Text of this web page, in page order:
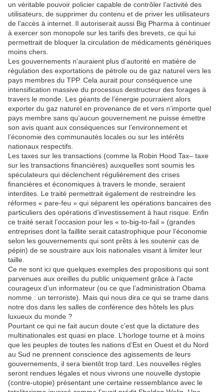
un véritable pouvoir policier capable de contrôler l’activité des
utilisateurs, de supprimer du contenu et de priver les utilisateurs
de l’accès à internet. Il autoriserait aussi Big Pharma à continuer
à exercer son monopole sur les tarifs des brevets, ce qui lui
permettrait de bloquer la circulation de médicaments génériques
moins chers.
Les gouvernements n’auraient plus d’autorité en matière de
régulation des exportations de pétrole ou de gaz naturel vers les
pays membres du TPP. Cela aurait pour conséquence une
intensification massive du processus destructeur des forages à
travers le monde. Les géants de l’énergie pourraient alors
exporter du gaz naturel en provenance de et vers n’importe quel
pays membre sans qu’aucun gouvernement ne puisse émettre
son avis quant aux conséquences sur l’environnement et
l’économie des communautés locales ou sur les intérêts
nationaux respectifs.
Les taxes sur les transactions (comme la Robin Hood Tax– taxe
sur les transactions financières) auxquelles sont soumis les
spéculateurs qui déclenchent régulièrement des crises
financières et économiques à travers le monde, seraient
interdites. Le traité permettrait également de restreindre les
réformes « pare-feu » qui séparent les opérations bancaires des
particuliers des opérations d’investissement à haut risque. Enfin
ce traité serait l’occasion pour les « to-big-to-fail » (grandes
entreprises dont la faillite serait catastrophique pour l’économie
selon les gouvernements qui sont prêts à les soutenir cas de
pépin) de se soustraire aux lois nationales visant à limiter leur
taille.
Ce ne sont ici que quelques exemples des propositions qui sont
parvenues aux oreilles du public uniquement grâce à l’acte
courageux d’un informateur (ou ce que l’administration Obama
nomme : un terroriste). Mais qui nous dira ce qui se trame dans
notre dos dans les salles de conférence des hôtels les plus
luxueux du monde ?
Pourtant ce qui ne fait aucun doute c’est que la dictature des
multinationales est quasi en place. L’horloge tourne et à moins
que les peuples de toutes les nations d’Est en Ouest et du Nord
au Sud ne prennent conscience des agissements de leurs
gouvernements, il sera bientôt trop tard. Les nouvelles règles
seront rendues légales et nous vivrons une nouvelle dystopie
(contre-utopie) présentant une certaine ressemblance avec le